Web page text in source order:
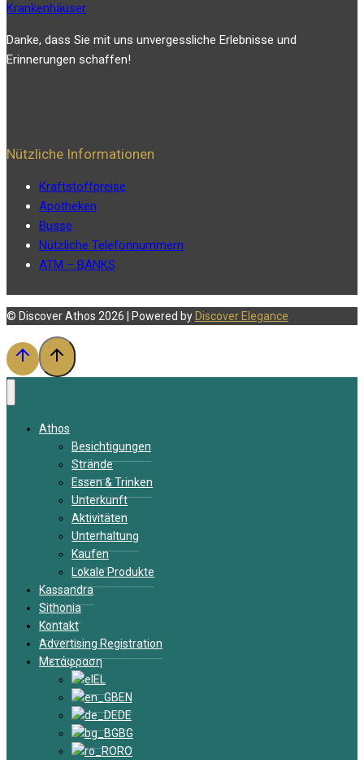
Krankenhäuser
Danke, dass Sie mit uns unvergessliche Erlebnisse und
Erinnerungen schaffen!
Nützliche Informationen
Kraftstoffpreise
Apotheken
Busse
Nützliche Telefonnummern
ATM – BANKS
© Discover Athos 2026 | Powered by Discover Elegance
Athos
Besichtigungen
Strände
Essen & Trinken
Unterkunft
Aktivitäten
Unterhaltung
Kaufen
Lokale Produkte
Kassandra
Sithonia
Kontakt
Advertising Registration
Μετάφραση
EL
EN
DE
BG
RO